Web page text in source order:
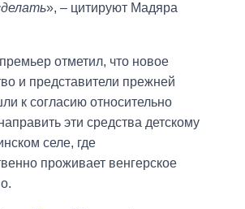
», – цитируют Мадяра
отметил, что новое
и представители прежней
к согласию относительно
эти средства детскому
селе, где
проживает венгерское